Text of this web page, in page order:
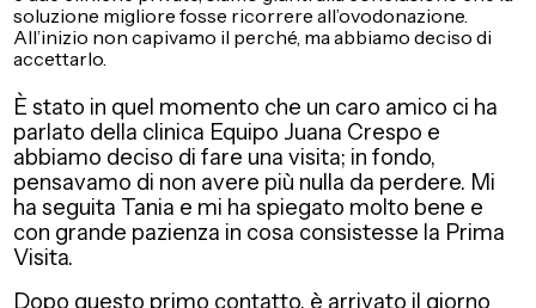
soluzione migliore fosse ricorrere all’ovodonazione.
All’inizio non capivamo il perché, ma abbiamo deciso di
accettarlo.
È stato in quel momento che un caro amico ci ha
parlato della clinica Equipo Juana Crespo e
abbiamo deciso di fare una visita; in fondo,
pensavamo di non avere più nulla da perdere. Mi
ha seguita Tania e mi ha spiegato molto bene e
con grande pazienza in cosa consistesse la Prima
Visita.
Dopo questo primo contatto, è arrivato il giorno